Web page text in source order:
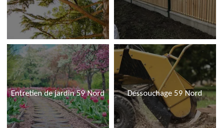
Entretien de jardin 59 Nord Dessouchage 59 Nord